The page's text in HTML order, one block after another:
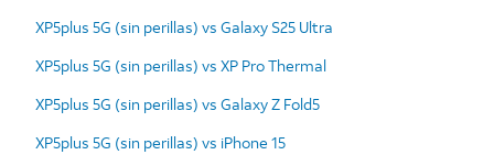
XP5plus 5G (sin perillas) vs Galaxy S25 Ultra
XP5plus 5G (sin perillas) vs XP Pro Thermal
XP5plus 5G (sin perillas) vs Galaxy Z Fold5
XP5plus 5G (sin perillas) vs iPhone 15